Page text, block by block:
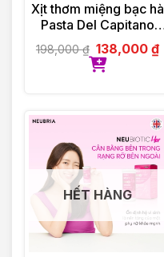
Xịt thơm miệng bạc hà
Pasta Del Capitano
(15ml)
198,000₫ 138,000₫
HẾT HÀNG